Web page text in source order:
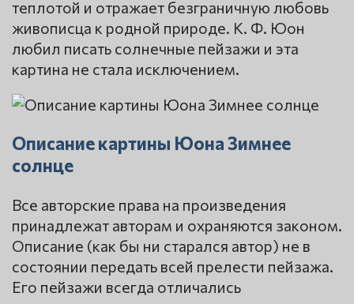
теплотой и отражает безграничную любовь
живописца к родной природе. К. Ф. Юон
любил писать солнечные пейзажи и эта
картина не стала исключением.
Описание картины Юона Зимнее
солнце
Все авторские права на произведения
принадлежат авторам и охраняются законом.
Описание (как бы ни старался автор) не в
состоянии передать всей прелести пейзажа.
Его пейзажи всегда отличались